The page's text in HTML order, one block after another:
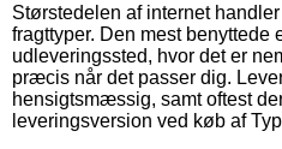
Størstedelen af internet
fragttyper. Den mest benyttede
udleveringssted, hvor det er
præcis når det passer dig.
hensigtsmæssig, samt oftest
leveringsversion ved køb af